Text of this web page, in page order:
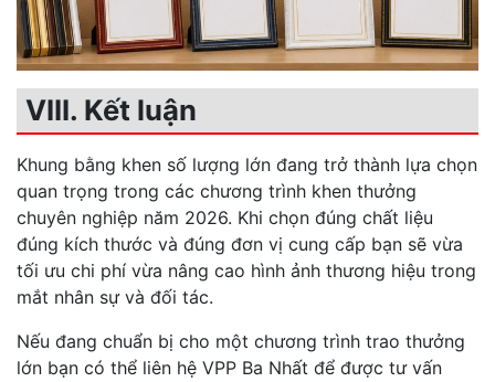
VIII. Kết luận
Khung bằng khen số lượng lớn đang trở thành lựa chọn
quan trọng trong các chương trình khen thưởng
chuyên nghiệp năm 2026. Khi chọn đúng chất liệu
đúng kích thước và đúng đơn vị cung cấp bạn sẽ vừa
tối ưu chi phí vừa nâng cao hình ảnh thương hiệu trong
mắt nhân sự và đối tác.
Nếu đang chuẩn bị cho một chương trình trao thưởng
lớn bạn có thể liên hệ VPP Ba Nhất để được tư vấn